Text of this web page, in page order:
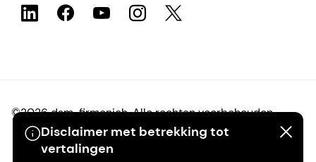
Disclaimer met betrekking tot
vertalingen
©2026 dsm-firmenich. Alle rechten voorbehouden.
Privacyverklaring